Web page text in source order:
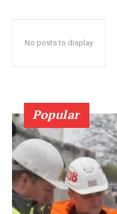
No posts to display
Popular